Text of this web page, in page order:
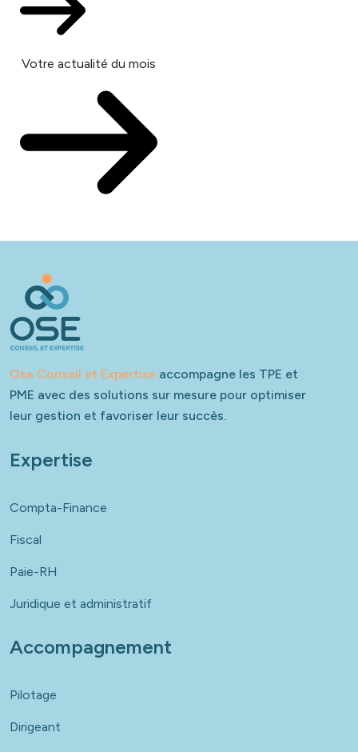
Votre actualité du mois
Ose Conseil et Expertise accompagne les TPE et
PME avec des solutions sur mesure pour optimiser
leur gestion et favoriser leur succès.
Expertise
Compta-Finance
Fiscal
Paie-RH
Juridique et administratif
Accompagnement
Pilotage
Dirigeant